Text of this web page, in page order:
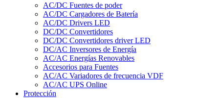
AC/DC Fuentes de poder
AC/DC Cargadores de Batería
AC/DC Drivers LED
DC/DC Convertidores
DC/DC Convertidores driver LED
DC/AC Inversores de Energía
AC/AC Energías Renovables
Accesorios para Fuentes
AC/AC Variadores de frecuencia VDF
AC/AC UPS Online
Protección